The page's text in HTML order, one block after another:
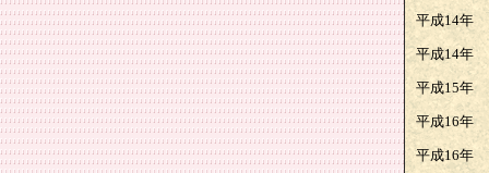
平成14年
平成14年
平成15年
平成16年
平成16年